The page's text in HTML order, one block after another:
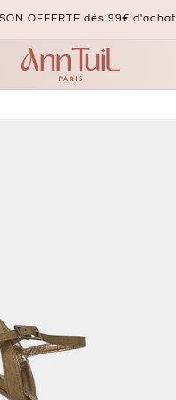
OFFERTE dès 99€ d'achat